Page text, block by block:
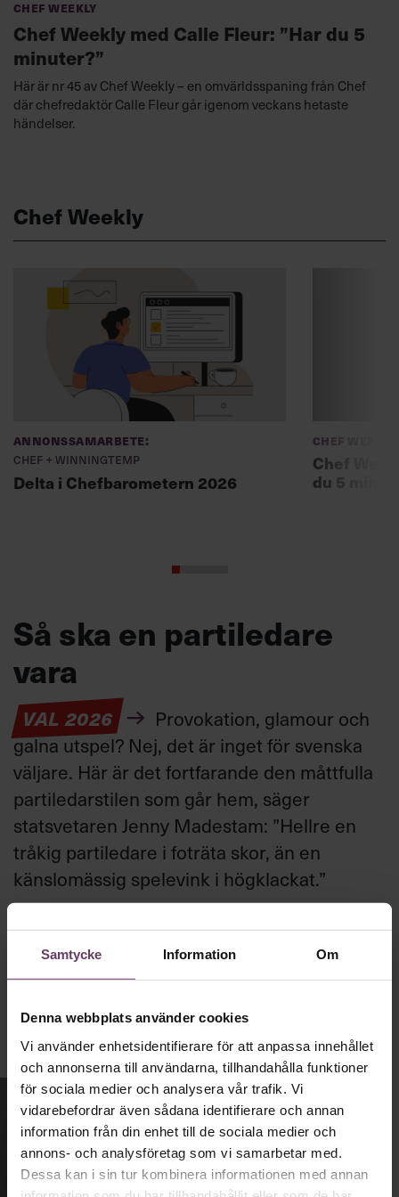
Samtycke Information Om
Denna webbplats använder cookies
Vi använder enhetsidentifierare för att anpassa innehållet
och annonserna till användarna, tillhandahålla funktioner
för sociala medier och analysera vår trafik. Vi
vidarebefordrar även sådana identifierare och annan
information från din enhet till de sociala medier och
annons- och analysföretag som vi samarbetar med.
Dessa kan i sin tur kombinera informationen med annan
Chef Weekly
Chef Weekly med Calle Fleur: ”Har du 5
minuter?”
Här är nr 45 av Chef Weekly – en omvärldsspaning från Chef
där chefredaktör Calle Fleur går igenom veckans hetaste
händelser.
Chef Weekly
Annonssamarbete:
Chef + Winningtemp
Delta i Chefbarometern 2026
Chef Weekly
Chef
du 5
Så ska en partiledare
vara
VAL 2026
Provokation, glamour och
galna utspel? Nej, det är inget för svenska
väljare. Här är det fortfarande den måttfulla
partiledarstilen som går hem, säger
statsvetaren Jenny Madestam: ”Hellre en
tråkig partiledare i foträta skor, än en
känslomässig spelevink i högklackat.”
Text:Fredrik Kullberg
Publicerad2026-08-03